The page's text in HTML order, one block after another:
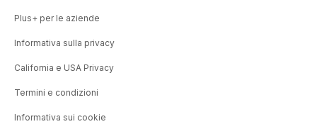
Plus+ per le aziende
Informativa sulla privacy
California e USA Privacy
Termini e condizioni
Informativa sui cookie